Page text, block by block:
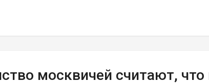
москвичей считают, что